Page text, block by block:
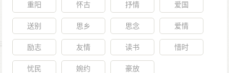
重阳 怀古 抒情 爱国
送别 思乡 思念 爱情
励志 友情 读书 惜时
忧民 婉约 豪放